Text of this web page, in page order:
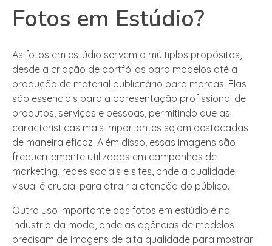
Fotos em Estúdio?
As fotos em estúdio servem a múltiplos propósitos,
desde a criação de portfólios para modelos até a
produção de material publicitário para marcas. Elas
são essenciais para a apresentação profissional de
produtos, serviços e pessoas, permitindo que as
características mais importantes sejam destacadas
de maneira eficaz. Além disso, essas imagens são
frequentemente utilizadas em campanhas de
marketing, redes sociais e sites, onde a qualidade
visual é crucial para atrair a atenção do público.
Outro uso importante das fotos em estúdio é na
indústria da moda, onde as agências de modelos
precisam de imagens de alta qualidade para mostrar